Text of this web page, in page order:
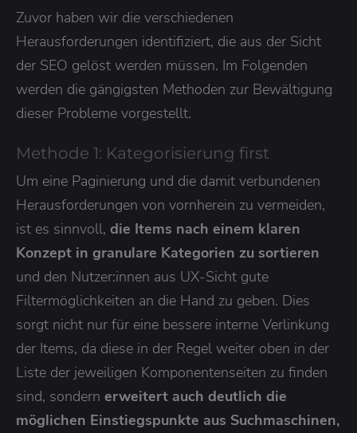
Zuvor haben wir die verschiedenen
Herausforderungen identifiziert, die aus der Sicht
der SEO gelöst werden müssen. Im Folgenden
werden die gängigsten Methoden zur Bewältigung
dieser Probleme vorgestellt.
Methode 1: Kategorisierung first
Um eine Paginierung und die damit verbundenen
Herausforderungen von vornherein zu vermeiden,
ist es sinnvoll, die Items nach einem klaren
Konzept in granulare Kategorien zu sortieren
und den Nutzer:innen aus UX-Sicht gute
Filtermöglichkeiten an die Hand zu geben. Dies
sorgt nicht nur für eine bessere interne Verlinkung
der Items, da diese in der Regel weiter oben in der
Liste der jeweiligen Komponentenseiten zu finden
sind, sondern erweitert auch deutlich die
möglichen Einstiegspunkte aus Suchmaschinen,